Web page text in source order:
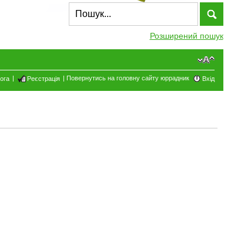
Розширений пошук
| Реєстрація | Повернутись на головну сайту юррадник Вхід